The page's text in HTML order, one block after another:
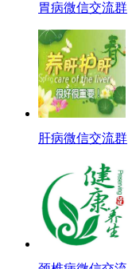
胃病微信交流群
肝病微信交流群